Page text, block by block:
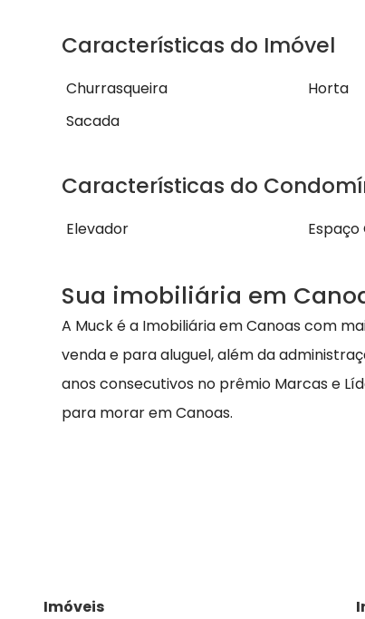
Características do Imóvel
Churrasqueira Horta
Sacada
Características do
Elevador
Sua imobiliária em
A Muck é a Imobiliária em Canoas com
venda e para aluguel, além da
anos consecutivos no prêmio Marcas e
para morar em Canoas.
Imóveis